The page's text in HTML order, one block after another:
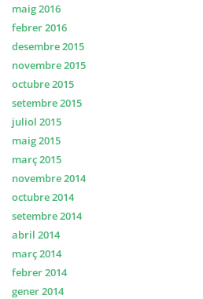
maig 2016
febrer 2016
desembre 2015
novembre 2015
octubre 2015
setembre 2015
juliol 2015
maig 2015
març 2015
novembre 2014
octubre 2014
setembre 2014
abril 2014
març 2014
febrer 2014
gener 2014